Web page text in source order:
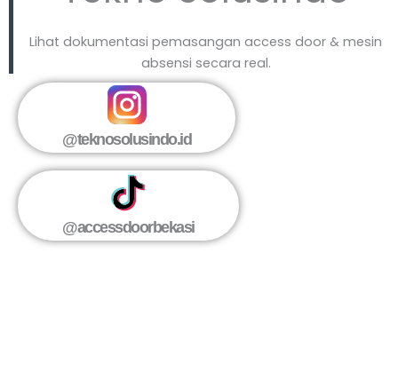
Lihat dokumentasi pemasangan access door & mesin
absensi secara real.
@teknosolusindo.id
@accessdoorbekasi